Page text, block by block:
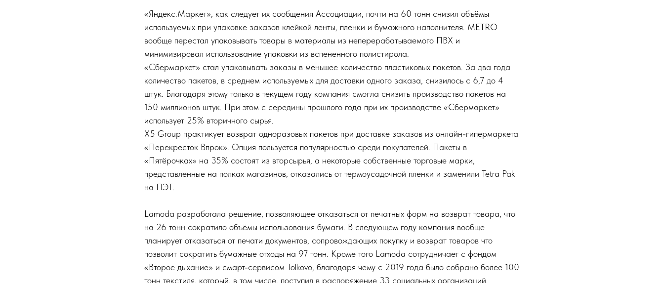
«Яндекс.Маркет», как следует их сообщения Ассоциации, почти на 60 тонн снизил объёмы
используемых при упаковке заказов клейкой ленты, пленки и бумажного наполнителя. METRO
вообще перестал упаковывать товары в материалы из неперерабатываемого ПВХ и
минимизировал использование упаковки из вспененного полистирола.
«Сбермаркет» стал упаковывать заказы в меньшее количество пластиковых пакетов. За два года
количество пакетов, в среднем используемых для доставки одного заказа, снизилось с 6,7 до 4
штук. Благодаря этому только в текущем году компания смогла снизить производство пакетов на
150 миллионов штук. При этом с середины прошлого года при их производстве «Сбермаркет»
использует 25% вторичного сырья.
X5 Group практикует возврат одноразовых пакетов при доставке заказов из онлайн-гипермаркета
«Перекресток Впрок». Опция пользуется популярностью среди покупателей. Пакеты в
«Пятёрочках» на 35% состоят из вторсырья, а некоторые собственные торговые марки,
представленные на полках магазинов, отказались от термоусадочной пленки и заменили Tetra Pak
на ПЭТ.
Lamoda разработала решение, позволяющее отказаться от печатных форм на возврат товара, что
на 26 тонн сократило объёмы использования бумаги. В следующем году компания вообще
планирует отказаться от печати документов, сопровождающих покупку и возврат товаров что
позволит сократить бумажные отходы на 97 тонн. Кроме того Lamoda сотрудничает с фондом
«Второе дыхание» и смарт-сервисом Tolkovo, благодаря чему с 2019 года было собрано более 100
тонн текстиля, который, в том числе, поступил в распоряжение 33 социальных организаций.